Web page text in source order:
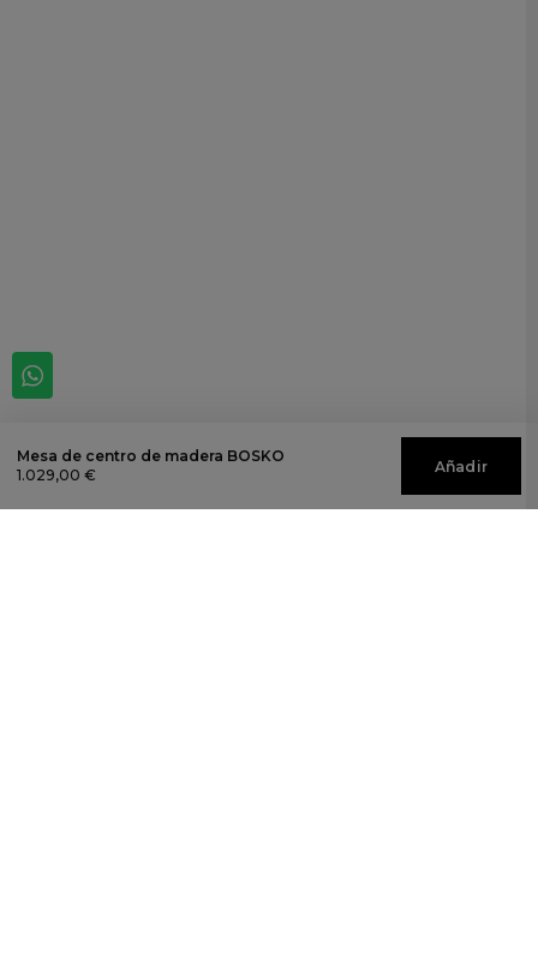
Mesa de centro de madera BOSKO
1.029,00 €
Añadir